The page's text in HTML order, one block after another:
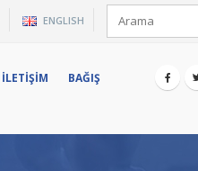
ENGLISH
İLETIŞIM BAĞIŞ